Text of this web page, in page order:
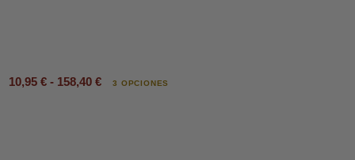
10,95 € - 158,40 € 3 OPCIONES